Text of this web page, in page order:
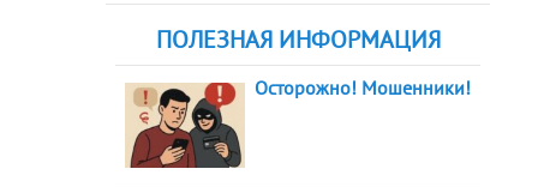
ПОЛЕЗНАЯ ИНФОРМАЦИЯ
Осторожно! Мошенники!